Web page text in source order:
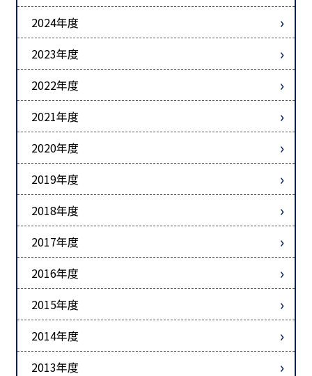
2024年度
2023年度
2022年度
2021年度
2020年度
2019年度
2018年度
2017年度
2016年度
2015年度
2014年度
2013年度